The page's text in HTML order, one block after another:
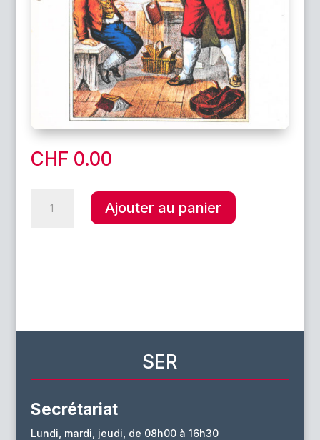
CHF 0.00
Ajouter au panier
A
:
SER
Secrétariat
Lundi, mardi, jeudi, de 08h00 à 16h30